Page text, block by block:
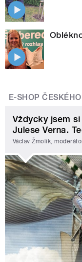
E-SHOP
Vždycky jsem
Julese Verna.
Václav Žmolík,